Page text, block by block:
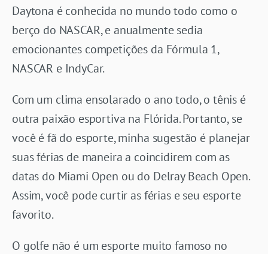
Daytona é conhecida no mundo todo como o
berço do NASCAR, e anualmente sedia
emocionantes competições da Fórmula 1,
NASCAR e IndyCar.
Com um clima ensolarado o ano todo, o tênis é
outra paixão esportiva na Flórida. Portanto, se
você é fã do esporte, minha sugestão é planejar
suas férias de maneira a coincidirem com as
datas do Miami Open ou do Delray Beach Open.
Assim, você pode curtir as férias e seu esporte
favorito.
O golfe não é um esporte muito famoso no